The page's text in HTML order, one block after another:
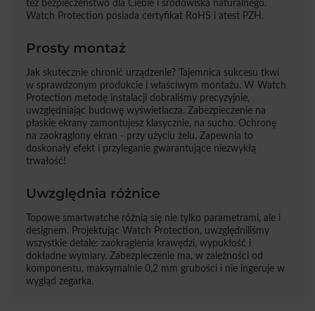
też bezpieczeństwo dla Ciebie i środowiska naturalnego.
Watch Protection posiada certyfikat RoHS i atest PZH.
Prosty montaż
Jak skutecznie chronić urządzenie? Tajemnica sukcesu tkwi
w sprawdzonym produkcie i właściwym montażu. W Watch
Protection metodę instalacji dobraliśmy precyzyjnie,
uwzględniając budowę wyświetlacza. Zabezpieczenie na
płaskie ekrany zamontujesz klasycznie, na sucho. Ochronę
na zaokrąglony ekran - przy użyciu żelu. Zapewnia to
doskonały efekt i przyleganie gwarantujące niezwykłą
trwałość!
Uwzględnia różnice
Topowe smartwatche różnią się nie tylko parametrami, ale i
designem. Projektując Watch Protection, uwzględniliśmy
wszystkie detale: zaokrąglenia krawędzi, wypukłość i
dokładne wymiary. Zabezpieczenie ma, w zależności od
komponentu, maksymalnie 0,2 mm grubości i nie ingeruje w
wygląd zegarka.